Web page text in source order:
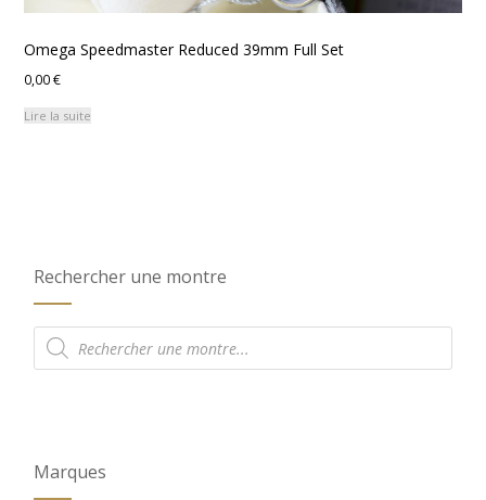
Omega Speedmaster Reduced 39mm Full Set
0,00€
Lire la suite
Rechercher une montre
Recherche
de
produits
Marques